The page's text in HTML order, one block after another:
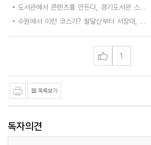
도서관에서 콘텐츠를 만든다, 경기도서관 스튜디오 체험기
수원에서 이런 코스가? 팔달산부터 서장대, 성곽까지 2시간 봄 산책
1
독자의견